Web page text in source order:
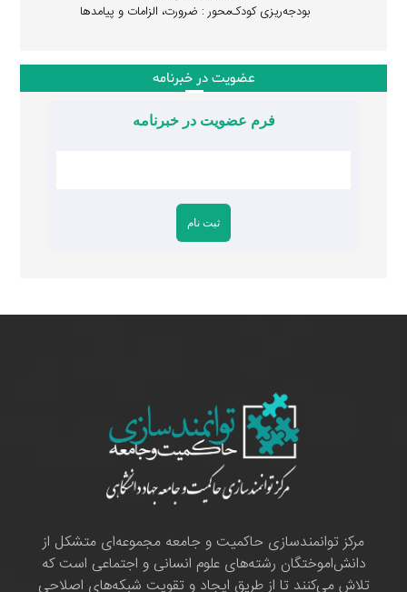
بودجه‌ریزی کودک‌محور : ضرورت، الزامات و پیامدها
عضویت در خبرنامه
فرم عضویت در خبرنامه
مرکز توانمندسازی حاکمیت و جامعه مجموعه‌ای متشکل از
دانش‌اموختگان رشته‌های علوم انسانی و اجتماعی است که
تلاش می‌کنند تا از طریق ایجاد و تقویت شبکه‌های اصلاحی